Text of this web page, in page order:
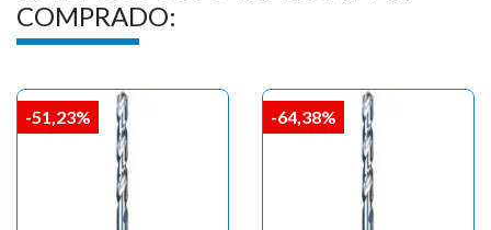
COMPRADO:
-51,23% -64,38%